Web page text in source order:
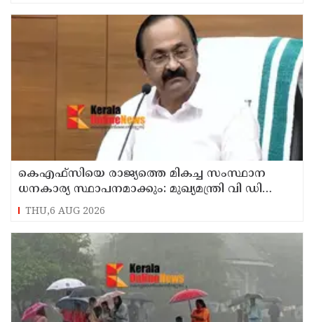
കെഎഫ്‌സിയെ രാജ്യത്തെ മികച്ച സംസ്ഥാന
ധനകാര്യ സ്ഥാപനമാക്കും: മുഖ്യമന്ത്രി വി ഡി
സതീശൻ
THU,6 AUG 2026